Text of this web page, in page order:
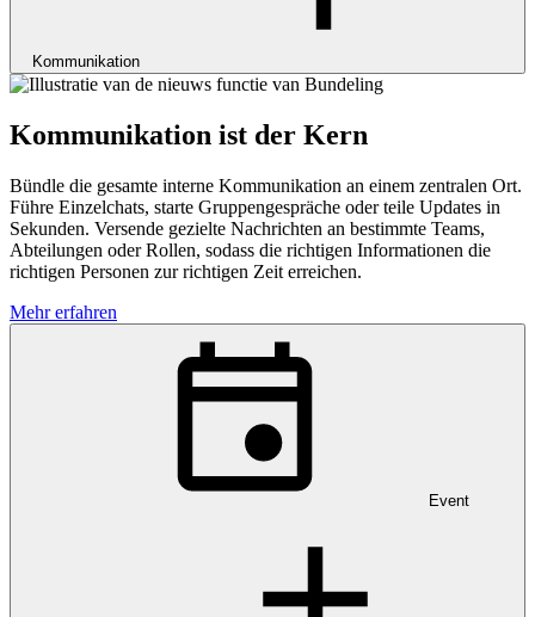
Kommunikation
Kommunikation ist der Kern
Bündle die gesamte interne Kommunikation an einem zentralen Ort.
Führe Einzelchats, starte Gruppengespräche oder teile Updates in
Sekunden. Versende gezielte Nachrichten an bestimmte Teams,
Abteilungen oder Rollen, sodass die richtigen Informationen die
richtigen Personen zur richtigen Zeit erreichen.
Mehr erfahren